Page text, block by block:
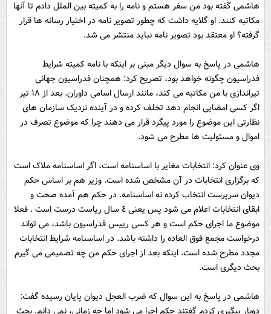
هاشمی گفته بود من سفر هستم و نامه را به کمیته بین الملل دادم تا آنها
مکاتبه کنند. او گلایه داشت که چطور تصویر نامه در اختیار رسانه ها قرار
گرفته؟ او معتقد بود تصویر نامه نباید منتشر می شد.
هاشمی در پاسخ به سوال دیگر مبنی بر اینکه با نامه کمیته شرایط
فدراسیون چگونه خواهد بود، تصریح کرد: همچنان فدراسیون جهانی
تیراندازی با من مکاتبه می کند، مانند ارسال اسامی داوران. بعد از ١٨ تیر
اگر کسی امضایی انجام دهد تخلف کرده و در آینده نزدیک سازمان های
نظارتی این موضوع را مورد پیگرد قرار می دهند چرا که موضوع تصرف در
اموال و مسئولیت ها مطرح می شود.
وی عنوان کرد: انتخابات مغایر با اساسنامه است، اگر اساسنامه ملاک است
که برگزاری انتخابات در آن مشخص شده است. وزیر هم بر اساس حکم
دیوان سرپرست انتخاب کرده نه اساسنامه. در حکم هم آمده صحت و
ابقای انتخابات اعلام می شود پس یعنی ٤ سال ریاست درست است . فعلا
موضوع ما اجرای حکم است و هر کسی رییس فدراسیون باشد، می تواند
درخواست مجمع فوق العاده را داشته باشد. در اساسنامه شرایط انتخابات
مجدد مطرح شده است. اینکه بعد از اجرای حکم من چه تصمیمی می گیرم
بحث دیگری است.
هاشمی در پاسخ به این سوال که ضرب العجل دیوان پایان رسیده گفت:
دوبار پیگیری کردم گفتند حکم اجرا می شود اما چه زمانی، نمی دانم. بحث